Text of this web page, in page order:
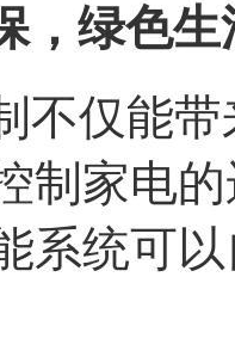
，绿色
不仅能
制家电
系统可